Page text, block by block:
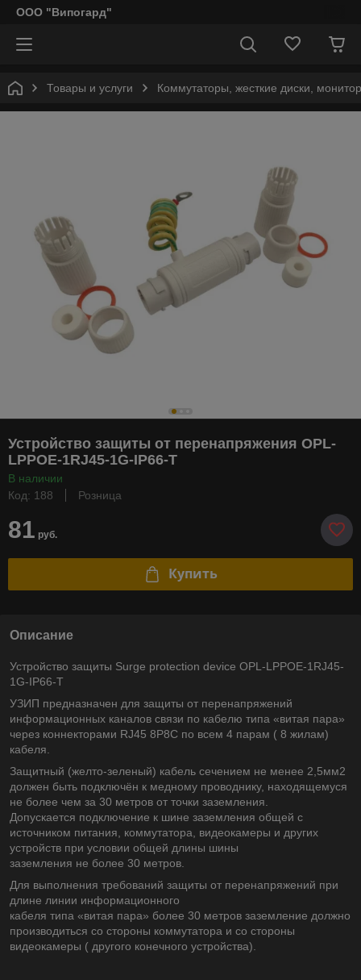
ООО "Випогард"
Товары и услуги Коммутаторы, жесткие диски,
Устройство защиты от перенапряжения OPL-
LPPOE-1RJ45-1G-IP66-T
В наличии
Код: 188
Розница
81 руб.
Купить
Описание
Устройство защиты Surge protection device OPL-LPPOE-1RJ45-
1G-IP66-T
УЗИП предназначен для защиты от перенапряжений
информационных каналов связи по кабелю типа «витая пара»
через коннекторами RJ45 8P8C по всем 4 парам ( 8 жилам)
кабеля.
Защитный (желто-зеленый) кабель сечением не менее 2,5мм2
должен быть подключён к медному проводнику, находящемуся
не более чем за 30 метров от точки заземления.
Допускается подключение к шине заземления общей с
источником питания, коммутатора, видеокамеры и других
устройств при условии общей длины шины
заземления не более 30 метров.
Для выполнения требований защиты от перенапряжений при
длине линии информационного
кабеля типа «витая пара» более 30 метров заземление должно
производиться со стороны коммутатора и со стороны
видеокамеры ( другого конечного устройства).